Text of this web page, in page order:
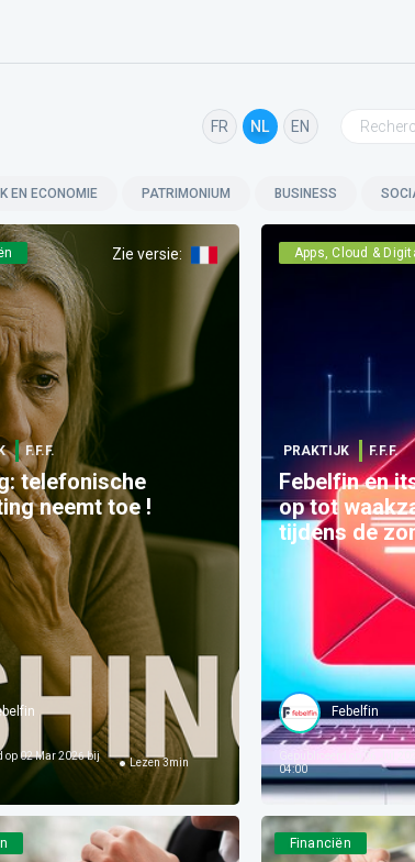
FR NL EN
EN ECONOMIE PATRIMONIUM BUSINESS
Zie versie:
F.F.F.
telefonische
neemt toe !
op02 Mar 2026 bij
Lezen3min
Apps, Cloud &
PRAKTIJK F.F.F.
Febelfin en
op tot
tijdens de
Febelfin
06 Jul
04:00
Financiën